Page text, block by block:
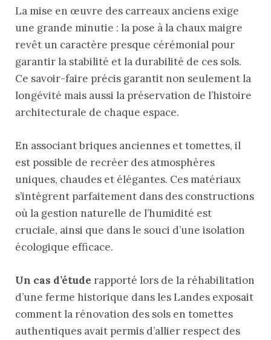
La mise en œuvre des carreaux anciens exige
une grande minutie : la pose à la chaux maigre
revêt un caractère presque cérémonial pour
garantir la stabilité et la durabilité de ces sols.
Ce savoir-faire précis garantit non seulement la
longévité mais aussi la préservation de l’histoire
architecturale de chaque espace.
En associant briques anciennes et tomettes, il
est possible de recréer des atmosphères
uniques, chaudes et élégantes. Ces matériaux
s’intègrent parfaitement dans des constructions
où la gestion naturelle de l’humidité est
cruciale, ainsi que dans le souci d’une isolation
écologique efficace.
Un cas d’étude rapporté lors de la réhabilitation
d’une ferme historique dans les Landes exposait
comment la rénovation des sols en tomettes
authentiques avait permis d’allier respect des